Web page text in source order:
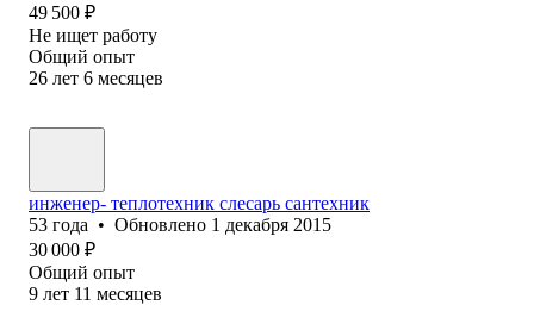
49 500 ₽
Не ищет работу
Общий опыт
26 лет 6 месяцев
инженер- теплотехник слесарь сантехник
53 года • Обновлено 1 декабря 2015
30 000 ₽
Общий опыт
9 лет 11 месяцев